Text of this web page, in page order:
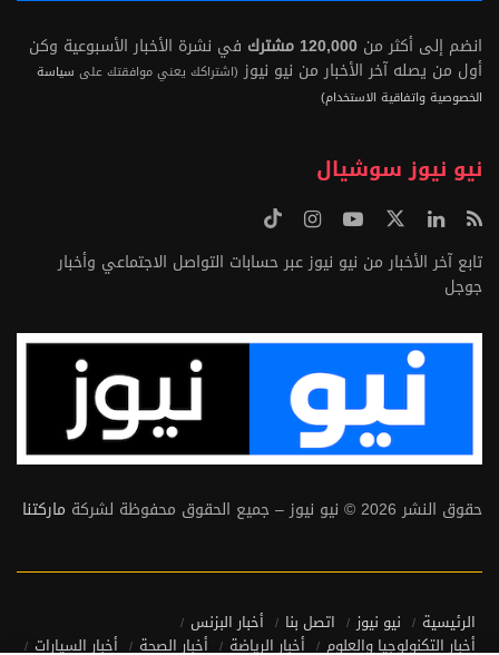
انضم إلى أكثر من 120,000 مشترك
في نشرة الأخبار الأسبوعية وكن
أول من يصله آخر الأخبار من نيو نيوز (اشتراكك يعني موافقتك على سياسة
الخصوصية واتفاقية الاستخدام)
نيو نيوز سوشيال
تابع آخر الأخبار من نيو نيوز عبر حسابات التواصل الاجتماعي وأخبار
جوجل
حقوق النشر 2026 © نيو نيوز – جميع الحقوق محفوظة لشركة ماركتنا
الرئيسية نيو نيوز اتصل بنا
أخبار البزنس
أخبار التكنولوجيا والعلوم
أخبار الرياضة أخبار الصحة أخبار السيارات